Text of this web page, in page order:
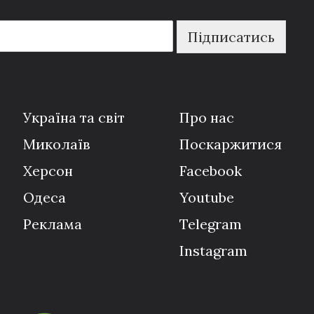
Підписатись
Україна та світ
Миколаїв
Херсон
Одеса
Реклама
Про нас
Поскаржитися
Facebook
Youtube
Telegram
Instagram